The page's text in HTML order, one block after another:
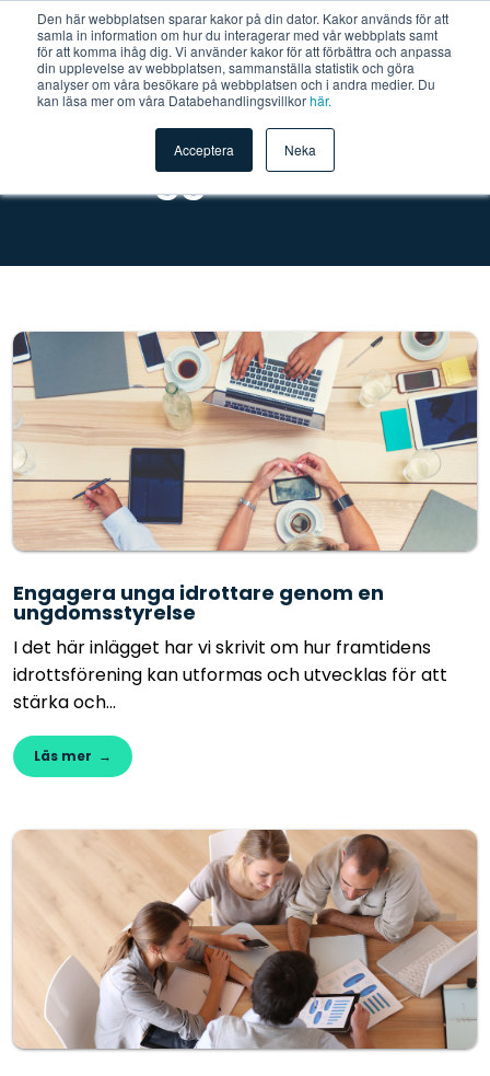
Den här webbplatsen sparar kakor på din dator. Kakor används för att
samla in information om hur du interagerar med vår webbplats samt
för att komma ihåg dig. Vi använder kakor för att förbättra och anpassa
din upplevelse av webbplatsen, sammanställa statistik och göra
analyser om våra besökare på webbplatsen och i andra medier. Du
kan läsa mer om våra Databehandlingsvillkorhär.
Acceptera Neka
Vår blogg
Engagera unga idrottare genom en
ungdomsstyrelse
I det här inlägget har vi skrivit om hur framtidens
idrottsförening kan utformas och utvecklas för att
stärka och...
Läs mer →